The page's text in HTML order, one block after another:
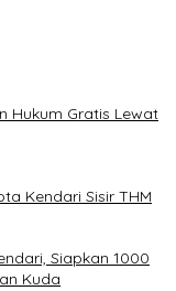
Hukum Gratis Lewat
Kendari Sisir THM
Siapkan 1000
Kuda